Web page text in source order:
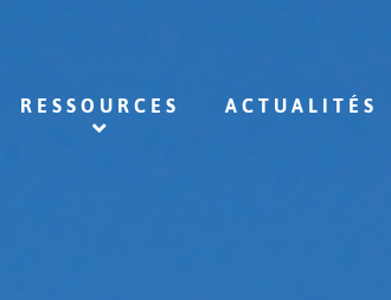
RESSOURCES ACTUALITÉS